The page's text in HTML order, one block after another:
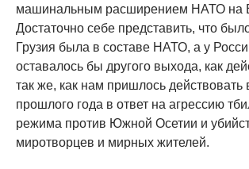
машинальным расширением НАТО на
Достаточно себе представить, что
Грузия была в составе НАТО, а у
оставалось бы другого выхода, как
так же, как нам пришлось действовать
прошлого года в ответ на агрессию
режима против Южной Осетии и
миротворцев и мирных жителей.